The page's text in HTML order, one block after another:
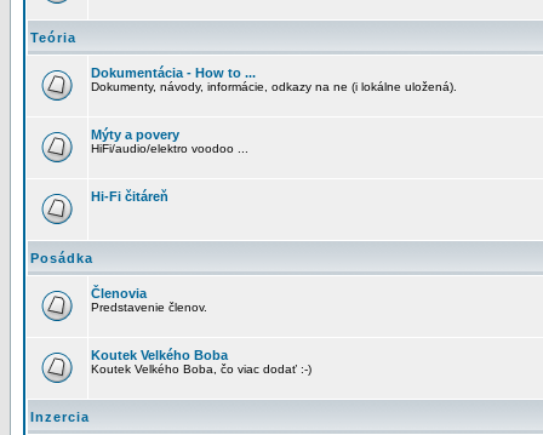
Teória
Dokumentácia - How to ...
Dokumenty, návody, informácie, odkazy na ne (i lokálne uložená).
Mýty a povery
HiFi/audio/elektro voodoo ...
Hi-Fi čitáreň
Posádka
Členovia
Predstavenie členov.
Koutek Velkého Boba
Koutek Velkého Boba, čo viac dodať :-)
Inzercia